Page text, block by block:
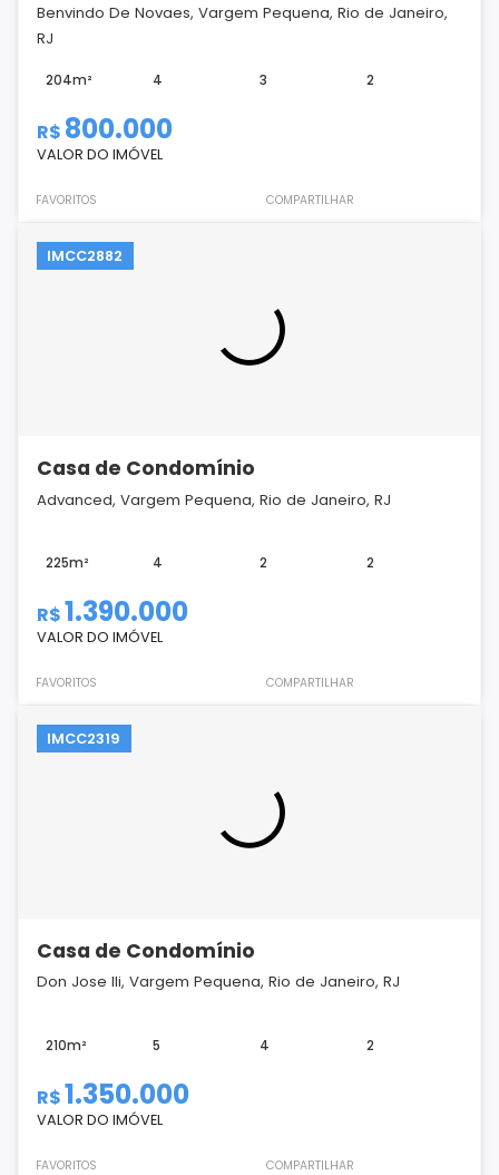
Benvindo De Novaes, Vargem Pequena, Rio de Janeiro,
RJ
204m² 4 3 2
R$ 800.000
VALOR DO IMÓVEL
FAVORITOS COMPARTILHAR
IMCC2882
Casa de Condomínio
Advanced, Vargem Pequena, Rio de Janeiro, RJ
225m² 4 2 2
R$1.390.000
VALOR DO IMÓVEL
FAVORITOS COMPARTILHAR
IMCC2319
Casa de Condomínio
Don Jose IIi, Vargem Pequena, Rio de Janeiro, RJ
210m² 5 4 2
R$1.350.000
VALOR DO IMÓVEL
FAVORITOS COMPARTILHAR